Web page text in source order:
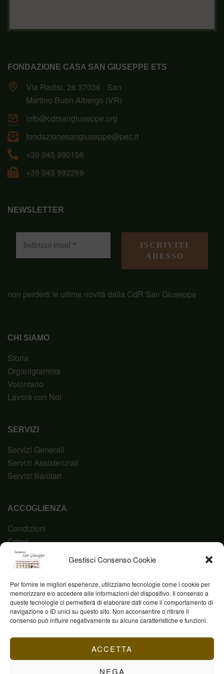
Gestisci Consenso Cookie
Per fornire le migliori esperienze, utilizziamo tecnologie come i cookie per
memorizzare e/o accedere alle informazioni del dispositivo. Il consenso a
queste tecnologie ci permetterà di elaborare dati come il comportamento di
navigazione o ID unici su questo sito. Non acconsentire o ritirare il
consenso può influire negativamente su alcune caratteristiche e funzioni.
ACCETTA
NEGA
FONDAZIONE CASA SAN GIUSEPPE ETS
Via Radisi, 26 37036 - San
Martino Buon Albergo (VR)
info@cdrsangiuseppe.org
fondazionesangiuseppe@pec.it
+39 045 990156
+39 045 992269
CHI SIAMO
Storia
Organigramma
Volontario
Lavora con Noi
SERVIZI
Servizi Generali
Servizi Assistenziali
Servizi Sanitari
ACCOGLIENZA
Condizioni
Criteri
Domanda
Codice Etico
NEWSLETTER
non perderti le ultime novità dalla CdR San Giuseppe
Fond. Casa San Giuseppe ETS © 2023 | P.IVA